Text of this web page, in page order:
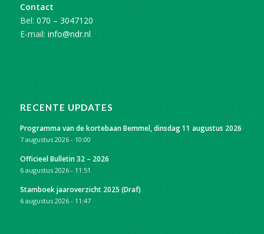
Contact
Bel: 070 – 3047120
E-mail: info@ndr.nl
RECENTE UPDATES
Programma van de kortebaan Bemmel, dinsdag 11 augustus 2026
7 augustus 2026 - 10:00
Officieel Bulletin 32 – 2026
6 augustus 2026 - 11:51
Stamboek jaaroverzicht 2025 (Draf)
6 augustus 2026 - 11:47